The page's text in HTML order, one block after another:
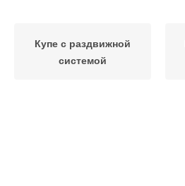
Купе с раздвижной
системой